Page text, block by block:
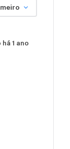
há 1 ano